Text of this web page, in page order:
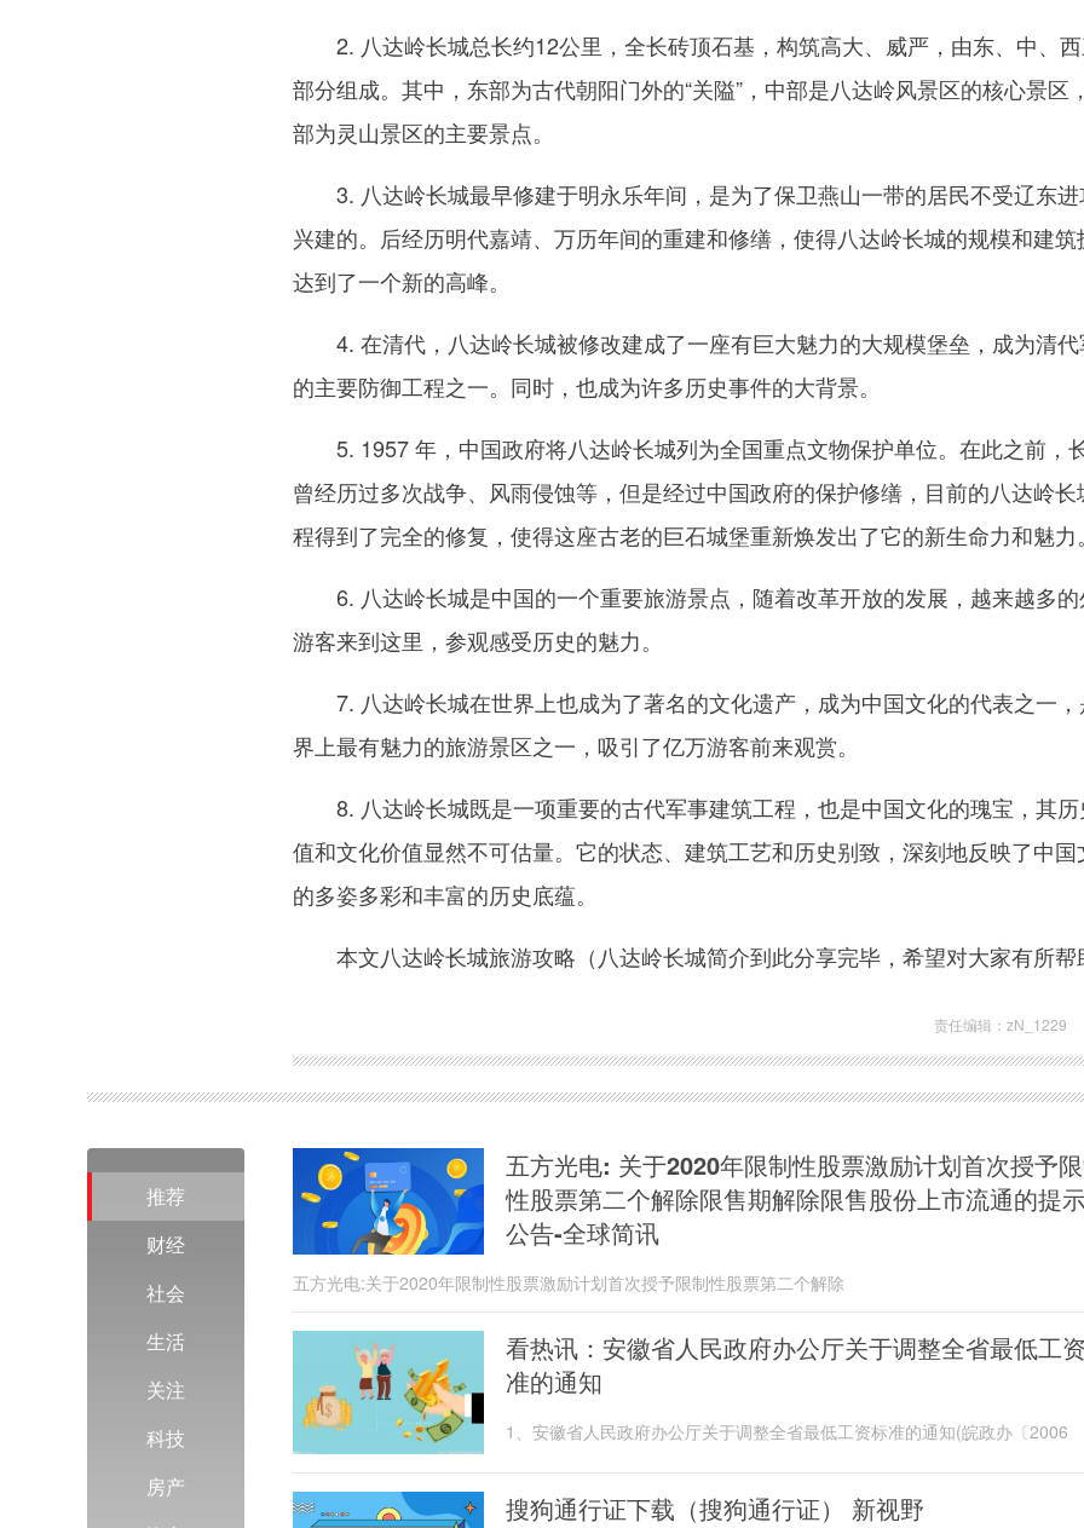
2. 八达岭长城总长约12公里，全长砖顶石基，构筑高大、威严，由东、中、
部分组成。其中，东部为古代朝阳门外的“关隘”，中部是八达岭风景区的核心景区
部为灵山景区的主要景点。
3. 八达岭长城最早修建于明永乐年间，是为了保卫燕山一带的居民不受辽东
兴建的。后经历明代嘉靖、万历年间的重建和修缮，使得八达岭长城的规模和建筑
达到了一个新的高峰。
4. 在清代，八达岭长城被修改建成了一座有巨大魅力的大规模堡垒，成为清
的主要防御工程之一。同时，也成为许多历史事件的大背景。
5. 1957 年，中国政府将八达岭长城列为全国重点文物保护单位。在此之前，
曾经历过多次战争、风雨侵蚀等，但是经过中国政府的保护修缮，目前的八达岭长
程得到了完全的修复，使得这座古老的巨石城堡重新焕发出了它的新生命力和魅力
6. 八达岭长城是中国的一个重要旅游景点，随着改革开放的发展，越来越多
游客来到这里，参观感受历史的魅力。
7. 八达岭长城在世界上也成为了著名的文化遗产，成为中国文化的代表之一
界上最有魅力的旅游景区之一，吸引了亿万游客前来观赏。
8. 八达岭长城既是一项重要的古代军事建筑工程，也是中国文化的瑰宝，其
值和文化价值显然不可估量。它的状态、建筑工艺和历史别致，深刻地反映了中国
的多姿多彩和丰富的历史底蕴。
本文八达岭长城旅游攻略（八达岭长城简介到此分享完毕，希望对大家有所帮
责任编辑：zN_1229
推荐
财经
社会
生活
关注
科技
房产
五方光电: 关于2020年限制性股票激励计划首次授予
性股票第二个解除限售期解除限售股份上市流通的提
公告-全球简讯
五方光电:关于2020年限制性股票激励计划首次授予限制性股票第二个解除
看热讯：安徽省人民政府办公厅关于调整全省最低工
准的通知
1、安徽省人民政府办公厅关于调整全省最低工资标准的通知(皖政办〔2006
搜狗通行证下载（搜狗通行证） 新视野